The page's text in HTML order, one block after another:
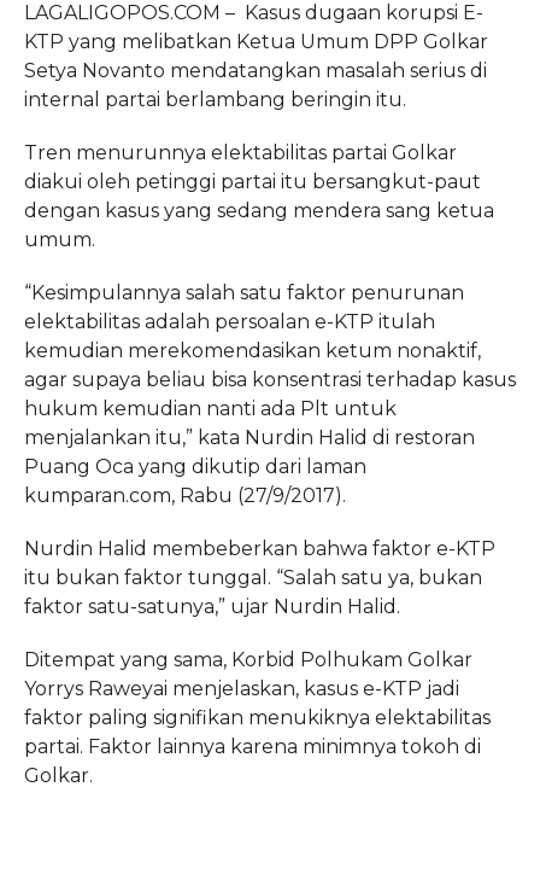
LAGALIGOPOS.COM – Kasus dugaan korupsi E-
KTP yang melibatkan Ketua Umum DPP Golkar
Setya Novanto mendatangkan masalah serius di
internal partai berlambang beringin itu.
Tren menurunnya elektabilitas partai Golkar
diakui oleh petinggi partai itu bersangkut-paut
dengan kasus yang sedang mendera sang ketua
umum.
“Kesimpulannya salah satu faktor penurunan
elektabilitas adalah persoalan e-KTP itulah
kemudian merekomendasikan ketum nonaktif,
agar supaya beliau bisa konsentrasi terhadap kasus
hukum kemudian nanti ada Plt untuk
menjalankan itu,” kata Nurdin Halid di restoran
Puang Oca yang dikutip dari laman
kumparan.com, Rabu (27/9/2017).
Nurdin Halid membeberkan bahwa faktor e-KTP
itu bukan faktor tunggal. “Salah satu ya, bukan
faktor satu-satunya,” ujar Nurdin Halid.
Ditempat yang sama, Korbid Polhukam Golkar
Yorrys Raweyai menjelaskan, kasus e-KTP jadi
faktor paling signifikan menukiknya elektabilitas
partai. Faktor lainnya karena minimnya tokoh di
Golkar.